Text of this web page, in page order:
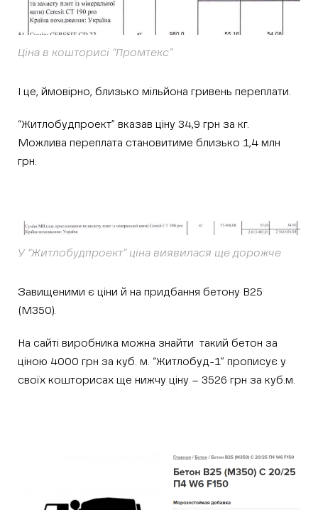
Ціна в кошторисі “Промтекс”
І це, ймовірно, близько мільйона гривень переплати.
“Житлобудпроект” вказав ціну 34,9 грн за кг.
Можлива переплата становитиме близько 1,4 млн
грн.
У “Житлобудпроект” ціна виявилася ще дорожче
Завищеними є ціни й на придбання бетону В25
(М350).
На сайті виробника можна знайти такий бетон за
ціною 4000 грн за куб. м. “Житлобуд-1” прописує у
своїх кошторисах ще нижчу ціну – 3526 грн за куб.м.